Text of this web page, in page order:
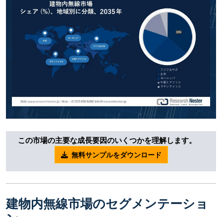
この市場の主要な成長要因のいくつかを理解します。
無料サンプルをダウンロード
建物内無線市場のセグメンテーショ